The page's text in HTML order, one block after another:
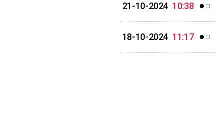
21-10-2024 10:38
18-10-2024 11:17